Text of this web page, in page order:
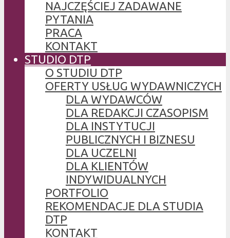
NAJCZĘŚCIEJ ZADAWANE
PYTANIA
PRACA
KONTAKT
STUDIO DTP
O STUDIU DTP
OFERTY USŁUG WYDAWNICZYCH
DLA WYDAWCÓW
DLA REDAKCJI CZASOPISM
DLA INSTYTUCJI
PUBLICZNYCH I BIZNESU
DLA UCZELNI
DLA KLIENTÓW
INDYWIDUALNYCH
PORTFOLIO
REKOMENDACJE DLA STUDIA
DTP
KONTAKT